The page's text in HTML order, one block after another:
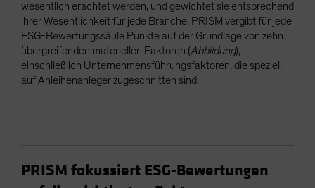
wesentlich erachtet werden, und gewichtet sie entsprechend
ihrer Wesentlichkeit für jede Branche. PRISM vergibt für jede
ESG-Bewertungssäule Punkte auf der Grundlage von zehn
übergreifenden materiellen Faktoren (Abbildung),
einschließlich Unternehmensführungsfaktoren, die speziell
auf Anleihenanleger zugeschnitten sind.
PRISM fokussiert ESG-Bewertungen